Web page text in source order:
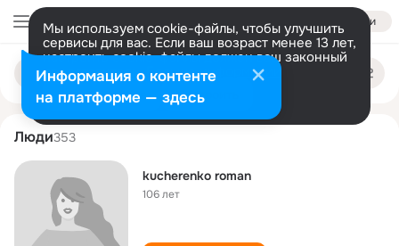
Войти
Мы используем cookie-файлы, чтобы улучшить
сервисы для вас. Если ваш возраст менее 13 лет,
настроить cookie-файлы должен ваш законный
представитель. Больше информации
Разрешить все Настроить
Поиск
людям
roman kucherenko
Люди353
kucherenko roman
106 лет
Информация о контенте
на платформе — здесь